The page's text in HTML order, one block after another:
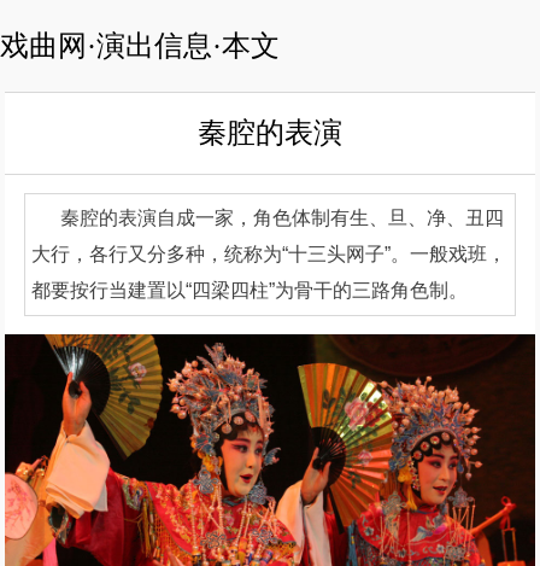
戏曲网·演出信息·本文
秦腔的表演
秦腔的表演自成一家，角色体制有生、旦、净、丑四
大行，各行又分多种，统称为“十三头网子”。一般戏班，
都要按行当建置以“四梁四柱”为骨干的三路角色制。